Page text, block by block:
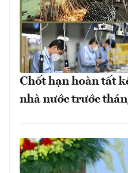
Chốt hạn hoàn tất
nhà nước trước